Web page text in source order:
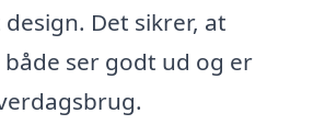
Det sikrer, at
ser godt ud og er